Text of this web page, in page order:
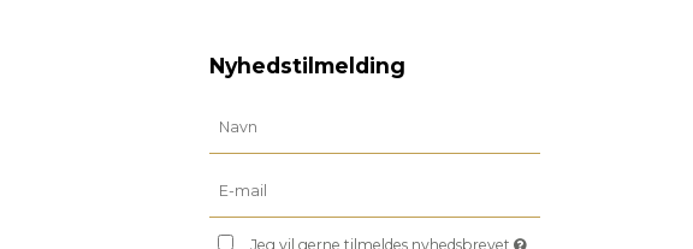
Nyhedstilmelding
Jeg vil gerne tilmeldes nyhedsbrevet